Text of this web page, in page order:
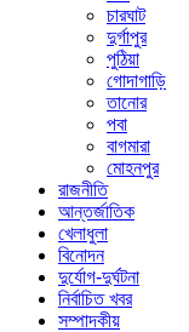
চারঘাট
দুর্গাপুর
পুঠিয়া
গোদাগাড়ি
তানোর
পবা
বাগমারা
মোহনপুর
রাজনীতি
আন্তর্জাতিক
খেলাধুলা
বিনোদন
দুর্যোগ-দুর্ঘটনা
নির্বাচিত খবর
সম্পাদকীয়